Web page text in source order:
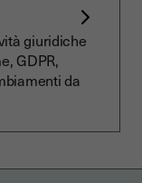
giuridiche
GDPR,
da